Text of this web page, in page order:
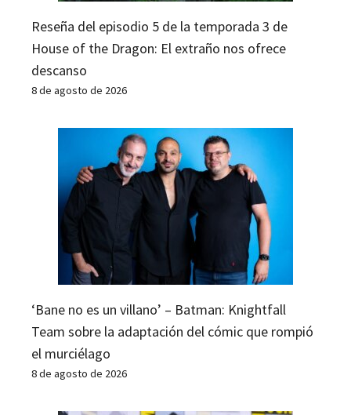
Reseña del episodio 5 de la temporada 3 de
House of the Dragon: El extraño nos ofrece
descanso
8 de agosto de 2026
‘Bane no es un villano’ – Batman: Knightfall
Team sobre la adaptación del cómic que rompió
el murciélago
8 de agosto de 2026